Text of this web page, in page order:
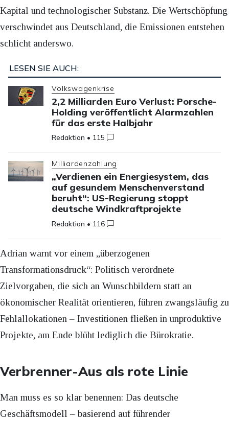
Kapital und technologischer Substanz. Die Wertschöpfung
verschwindet aus Deutschland, die Emissionen entstehen
schlicht anderswo.
LESEN SIE AUCH:
Volkswagenkrise
2,2 Milliarden Euro Verlust: Porsche-
Holding veröffentlicht Alarmzahlen
für das erste Halbjahr
Redaktion • 115
Milliardenzahlung
„Verdienen ein Energiesystem, das
auf gesundem Menschenverstand
beruht“: US-Regierung stoppt
deutsche Windkraftprojekte
Redaktion • 116
Adrian warnt vor einem „überzogenen
Transformationsdruck“: Politisch verordnete
Zielvorgaben, die sich an Wunschbildern statt an
ökonomischer Realität orientieren, führen zwangsläufig zu
Fehlallokationen – Investitionen fließen in unproduktive
Projekte, am Ende blüht lediglich die Bürokratie.
Verbrenner-Aus als rote Linie
Man muss es so klar benennen: Das deutsche
Geschäftsmodell – basierend auf führender